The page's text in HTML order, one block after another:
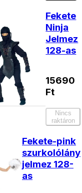
Fekete
Ninja
Jelmez
128-as
15690
Ft
Nincs
raktáron
Fekete-pink
szurkolólány
jelmez 128-
as